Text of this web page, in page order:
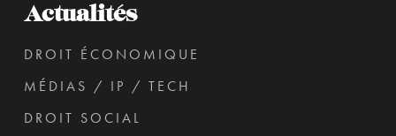
Actualités
DROIT ÉCONOMIQUE
MÉDIAS / IP / TECH
DROIT SOCIAL